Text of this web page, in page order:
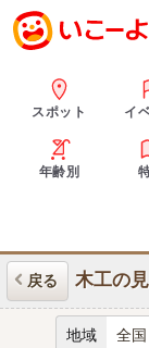
スポット イ
年齢別
戻る 木工の
地域